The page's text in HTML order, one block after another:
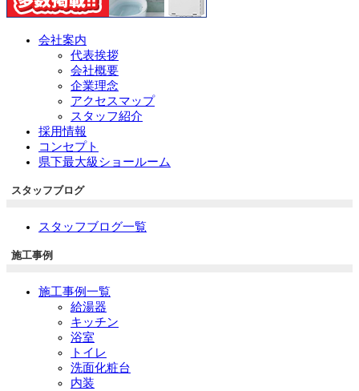
会社案内
代表挨拶
会社概要
企業理念
アクセスマップ
スタッフ紹介
採用情報
コンセプト
県下最大級ショールーム
スタッフブログ
スタッフブログ一覧
施工事例
施工事例一覧
給湯器
キッチン
浴室
トイレ
洗面化粧台
内装